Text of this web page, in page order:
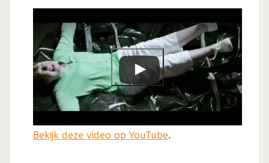
Bekijk deze video op YouTube.